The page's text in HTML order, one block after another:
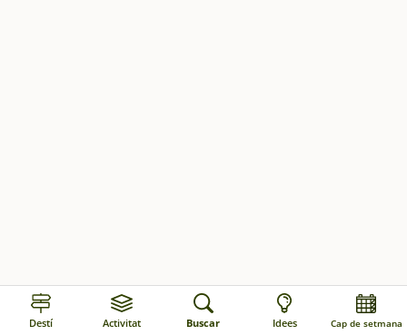
Destí Activitat Buscar Idees Cap de setmana